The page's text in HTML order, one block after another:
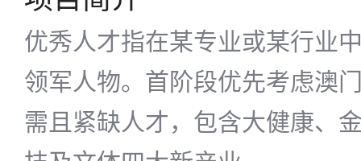
优秀人才指在某专业或某行业
领军人物。首阶段优先考虑澳
需且紧缺人才，包含大健康、